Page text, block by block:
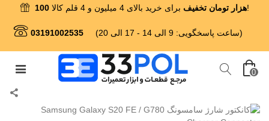
100 هزار تومان تخفیفبرای خرید بالای 4 میلیون و 4 قلم کالا!
03191002535 (ساعت پاسخگویی: 9 الی 14 - 17 الی 20)
0